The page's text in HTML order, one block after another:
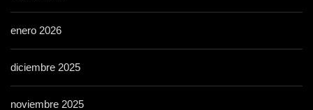
enero 2026
diciembre 2025
noviembre 2025